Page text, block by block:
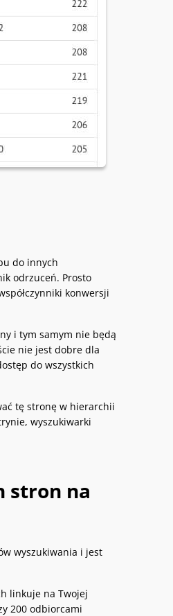
do innych
odrzuceń. Prosto
konwersji
i tym samym nie będą
nie jest dobre dla
do wszystkich
tę stronę w hierarchii
wyszukiwarki
stron na
wyszukiwania i jest
linkuje na Twojej
200 odbiorcami